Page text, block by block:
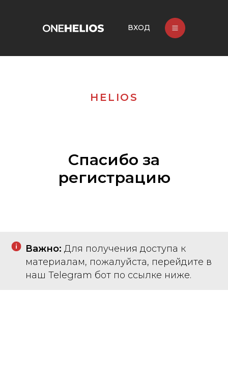
ВХОД
HELIOS
Спасибо за
регистрацию
Важно: Для получения доступа к
материалам, пожалуйста, перейдите в
наш Telegram бот по ссылке ниже.